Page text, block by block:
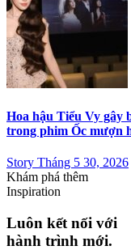
Hoa hậu Tiểu Vy gây
trong phim Ốc mượn
Story Tháng 5 30, 2026
Khám phá thêm
Inspiration
Luôn kết nối với
hành trình mới.